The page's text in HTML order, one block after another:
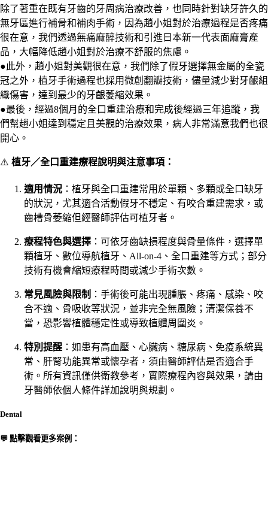
除了著重在既有牙齒的牙周病治療改善，也同時針對缺牙許久的
無牙區進行補骨和補肉手術，因為趙小姐對於治療過程是否疼痛
很在意，我們透過無痛麻醉技術和引進日本新一代表面麻膏產
品，大幅降低趙小姐對於治療不舒服的焦慮。
●此外，趙小姐對美觀很在意，我們除了假牙選擇無金屬的全瓷
冠之外，植牙手術過程也採用微創翻瓣技術，儘量減少對牙齦組
織傷害，達到最少的牙齦萎縮效果。
●最後，經過8個月的全口重建治療和完成後經過三年追蹤，我
們幫趙小姐達到穩定且美觀的治療效果，病人非常滿意我們也很
開心。
⚠️ 植牙／全口重建療程說明與注意事項：
適用情況 ：植牙與全口重建常用於單顆、多顆或全口缺牙
的狀況，尤其適合活動假牙不穩定、有咬合重建需求，或
齒槽骨萎縮但經醫師評估可植牙者。
療程特色與選擇 ：可依牙齒缺損程度與骨量條件，選擇單
顆植牙、數位導航植牙、All-on-4、全口重建等方式；部分
技術有機會縮短療程時間或減少手術次數。
常見風險與限制 ：手術後可能出現腫脹、疼痛、感染、咬
合不適、骨吸收等狀況，並非完全無風險；清潔保養不
當，恐影響植體穩定性或導致植體周圍炎。
特別提醒 ：如患有高血壓、心臟病、糖尿病、免疫系統異
常、肝腎功能異常或懷孕者，須由醫師評估是否適合手
術。所有資訊僅供衛教參考，實際療程內容與效果，請由
牙醫師依個人條件詳加說明與規劃。
Dental
💬 點擊觀看更多案例：